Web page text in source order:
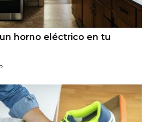
horno eléctrico en tu